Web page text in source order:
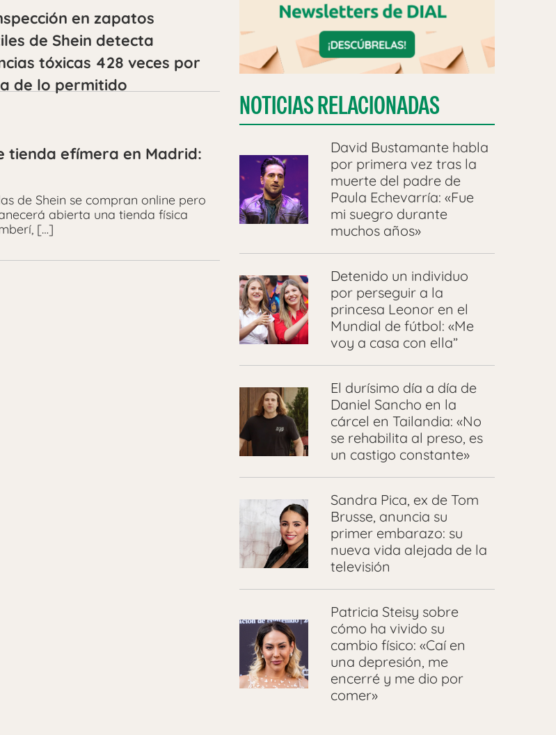
en zapatos
de Shein detecta
tóxicas 428 veces por
de lo permitido
tienda efímera en Madrid:
de Shein se compran online pero
abierta una tienda física
[…]
NOTICIAS RELACIONADAS
David Bustamante habla
por primera vez tras la
muerte del padre de
Paula Echevarría: «Fue
mi suegro durante
muchos años»
Detenido un individuo
por perseguir a la
princesa Leonor en el
Mundial de fútbol: «Me
voy a casa con ella”
El durísimo día a día de
Daniel Sancho en la
cárcel en Tailandia: «No
se rehabilita al preso, es
un castigo constante»
Sandra Pica, ex de Tom
Brusse, anuncia su
primer embarazo: su
nueva vida alejada de la
televisión
Patricia Steisy sobre
cómo ha vivido su
cambio físico: «Caí en
una depresión, me
encerré y me dio por
comer»